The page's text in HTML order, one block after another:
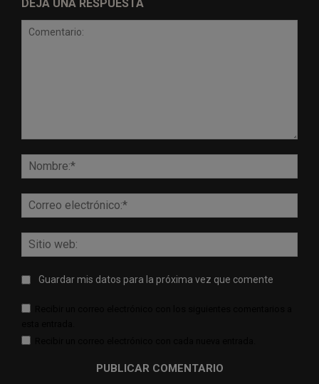
DEJA UNA RESPUESTA
Guardar mis datos para la próxima vez que comente